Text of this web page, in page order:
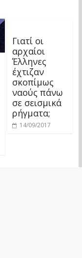
Γιατί οι
αρχαίοι
Έλληνες
έχτιζαν
σκοπίμως
ναούς πάνω
σε σεισμικά
ρήγματα;
14/09/2017